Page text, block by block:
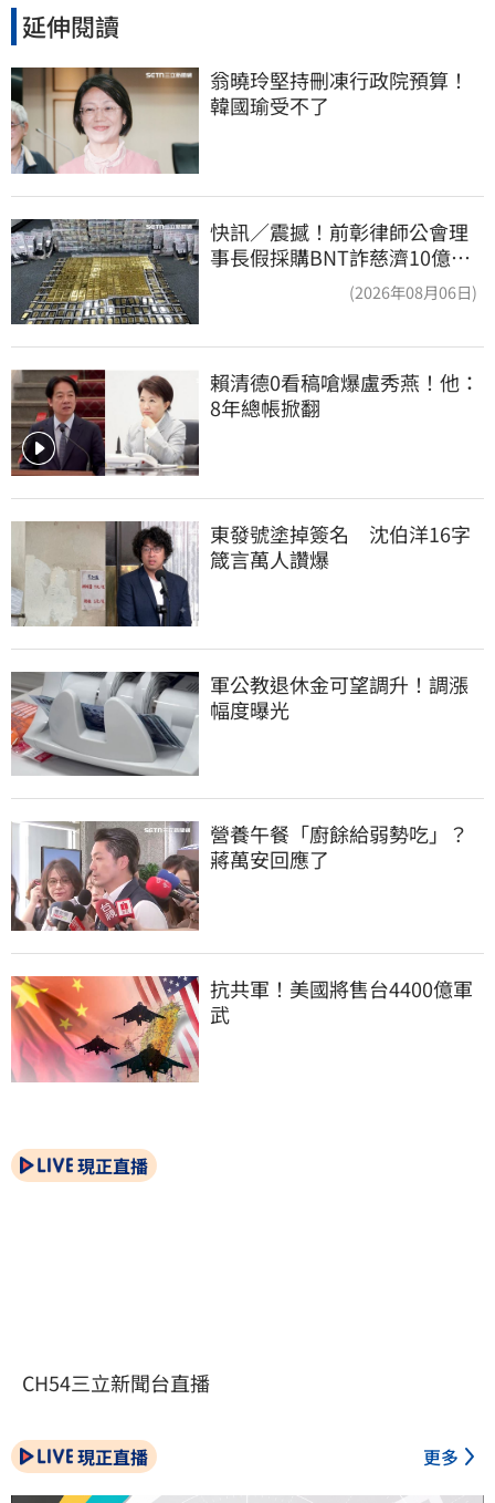
延伸閱讀
翁曉玲堅持刪凍行政院預算！
韓國瑜受不了
快訊／震撼！前彰律師公會理
事長假採購BNT詐慈濟10億、
洗錢囤232kg黃金(2026年08月06日)
賴清德0看稿嗆爆盧秀燕！他：
8年總帳掀翻
東發號塗掉簽名　沈伯洋16字
箴言萬人讚爆
軍公教退休金可望調升！調漲
幅度曝光
營養午餐「廚餘給弱勢吃」？
蔣萬安回應了
抗共軍！美國將售台4400億軍
武
現正直播
CH54三立新聞台直播
現正直播 更多